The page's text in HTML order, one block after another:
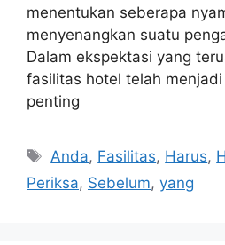
menentukan seberapa
menyenangkan suatu
Dalam ekspektasi yang
fasilitas hotel telah
penting
Tags
Anda, Fasilitas, Harus,
Periksa, Sebelum, yang